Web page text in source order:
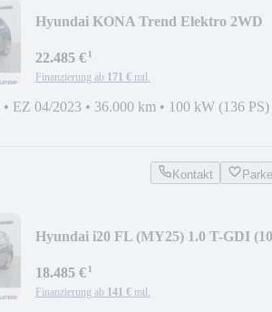
Hyundai KONA Trend Elektro 2WD
22.485 €¹
Finanzierung ab 171 € mtl.
• EZ 04/2023 • 36.000 km • 100 kW (136 PS)
Kontakt
Hyundai i20 FL (MY25) 1.0 T-GDI
18.485 €¹
Finanzierung ab 141 € mtl.